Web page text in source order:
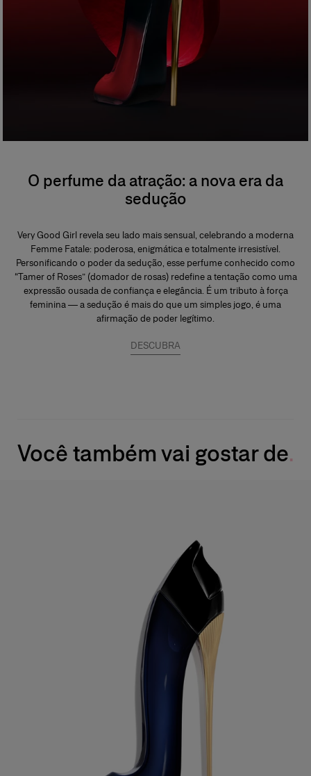
O perfume da atração: a nova era da
sedução
Very Good Girl revela seu lado mais sensual, celebrando a moderna
Femme Fatale: poderosa, enigmática e totalmente irresistível.
Personificando o poder da sedução, esse perfume conhecido como
“Tamer of Roses” (domador de rosas) redefine a tentação como uma
expressão ousada de confiança e elegância. É um tributo à força
feminina — a sedução é mais do que um simples jogo, é uma
afirmação de poder legítimo.
DESCUBRA
Você também vai gostar de